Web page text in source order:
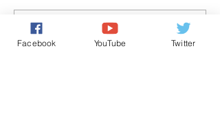
التعليق والتقييم...
Facebook YouTube Twitter